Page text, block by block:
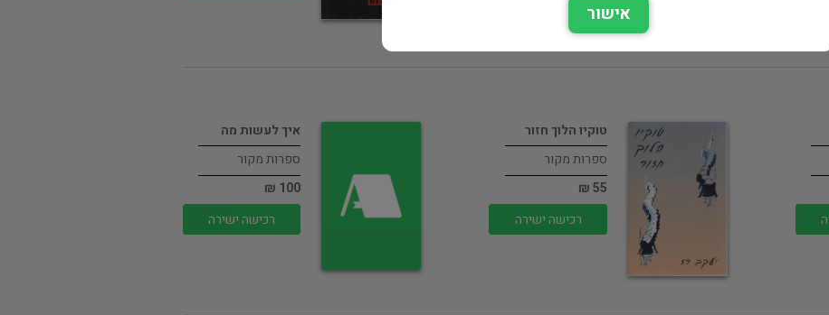
טוקיו הלוך חזור
ספרות מקור
55 ₪
רכישה ישירה
איך לעשות מה
ספרות מקור
100 ₪
רכישה ישירה
אישור